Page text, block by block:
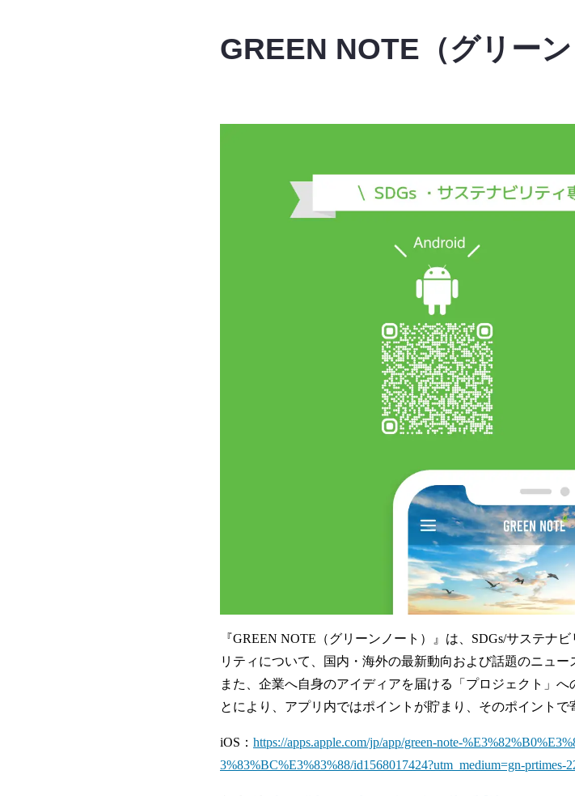
GREEN NOTE（グリー
『GREEN NOTE（グリーンノート）』は、SDGs/サステナ
リティについて、国内・海外の最新動向および話題のニュー
また、企業へ自身のアイディアを届ける「プロジェクト」
とにより、アプリ内ではポイントが貯まり、そのポイントで
iOS： https://apps.apple.com/jp/app/green-note-
3%83%BC%E3%83%88/id1568017424?utm_medium=gn-prtimes-